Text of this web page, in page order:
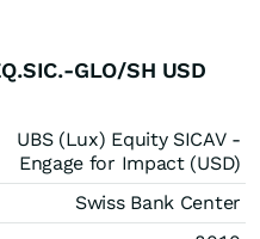
GLO/SH USD
UBS (Lux) Equity SICAV -
Engage for Impact (USD)
Swiss Bank Center